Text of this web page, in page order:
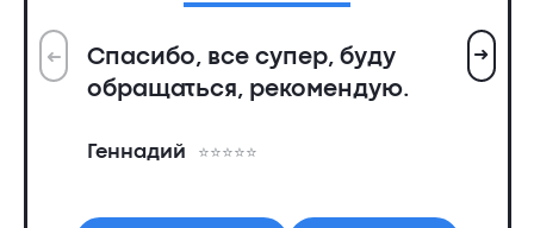
Спасибо, все супер, буду
обращаться, рекомендую.
Геннадий
➜ ➜